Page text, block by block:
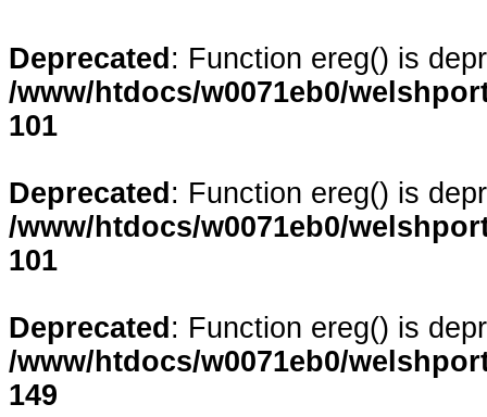
Deprecated : Function ereg() is
/www/htdocs/w0071eb0/
101
Deprecated : Function ereg() is
/www/htdocs/w0071eb0/
101
Deprecated : Function ereg() is
/www/htdocs/w0071eb0/
149